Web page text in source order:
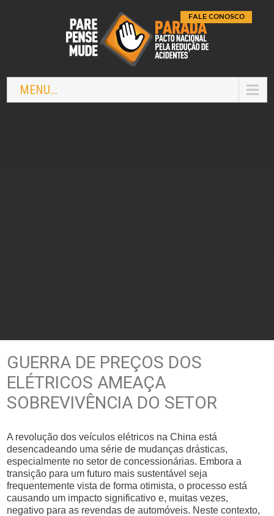
MENU...
FALE CONOSCO
GUERRA DE PREÇOS DOS
ELÉTRICOS AMEAÇA
SOBREVIVÊNCIA DO SETOR
A revolução dos veículos elétricos na China está
desencadeando uma série de mudanças drásticas,
especialmente no setor de concessionárias. Embora a
transição para um futuro mais sustentável seja
frequentemente vista de forma otimista, o processo está
causando um impacto significativo e, muitas vezes,
negativo para as revendas de automóveis. Neste contexto,